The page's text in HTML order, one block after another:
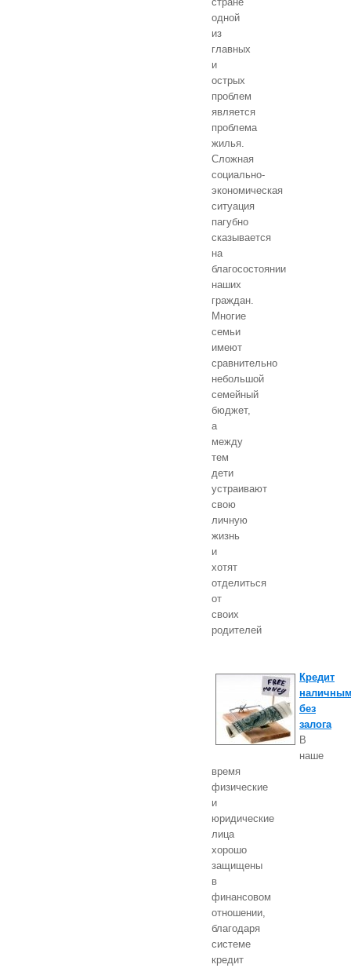
одной
из
главных
и
острых
проблем
является
проблема
жилья.
Сложная
социально-
экономическая
ситуация
пагубно
сказывается
на
благосостоянии
наших
граждан.
Многие
семьи
имеют
сравнительно
небольшой
семейный
бюджет,
а
между
тем
дети
устраивают
свою
личную
жизнь
и
хотят
отделиться
от
своих
родителей
Кредит
без
залога
В
наше
время
физические
и
юридические
лица
хорошо
защищены
в
финансовом
отношении,
благодаря
системе
кредит